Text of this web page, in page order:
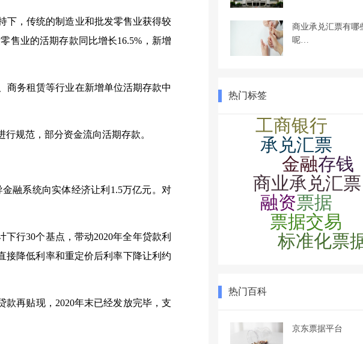
，传统的制造业和批发零售业获得较
售业的活期存款同比增长16.5%，新增
务租赁等行业在新增单位活期存款中
规范，部分资金流向活期存款。
融系统向实体经济让利1.5万亿元。对
行30个基点，带动2020年全年贷款利
接降低利率和重定价后利率下降让利约
再贴现，2020年末已经发放完毕，支
商业承兑汇票有哪
呢…
热门标签
热门百科
京东票据平台